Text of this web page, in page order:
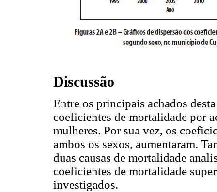
Discussão
Entre os principais achados
coeficientes de mortalidade por
mulheres. Por sua vez, os
ambos os sexos, aumentaram.
duas causas de mortalidade
coeficientes de mortalidade
investigados.